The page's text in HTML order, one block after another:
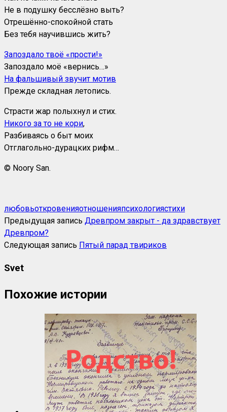
Не в подушку бесслёзно выть?
Отрешённо-спокойной стать
Без тебя научившись жить?
Запоздало твоё «прости!»
Запоздало моё «вернись…»
На фальшивый звучит мотив
Прежде складная летопись.
Страсти жар полыхнул и стих.
Никого за то не кори,
Разбиваясь о быт моих
Отглагольно-дурацких рифм…
© Noory San.
любовьоткровенияотношенияпсихологиястихи
Предыдущая запись Древпром закрыт - да здравствует
Древпром?
Следующая запись Пятый парад твириков
Svet
Похожие истории